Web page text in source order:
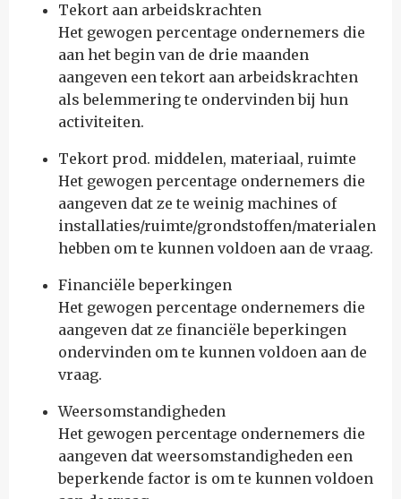
Tekort aan arbeidskrachten
Het gewogen percentage ondernemers die
aan het begin van de drie maanden
aangeven een tekort aan arbeidskrachten
als belemmering te ondervinden bij hun
activiteiten.
Tekort prod. middelen, materiaal, ruimte
Het gewogen percentage ondernemers die
aangeven dat ze te weinig machines of
installaties/ruimte/grondstoffen/materialen
hebben om te kunnen voldoen aan de vraag.
Financiële beperkingen
Het gewogen percentage ondernemers die
aangeven dat ze financiële beperkingen
ondervinden om te kunnen voldoen aan de
vraag.
Weersomstandigheden
Het gewogen percentage ondernemers die
aangeven dat weersomstandigheden een
beperkende factor is om te kunnen voldoen